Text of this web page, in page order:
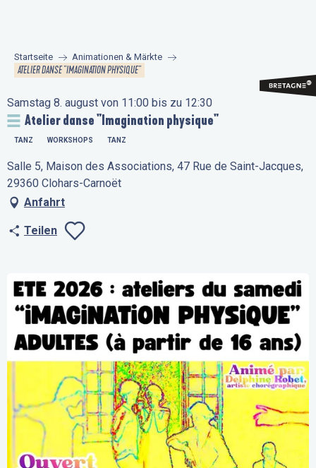
principal
Startseite Animationen & Märkte
ATELIER DANSE "IMAGINATION PHYSIQUE"
Samstag 8. august von 11:00 bis zu 12:30
Atelier danse "Imagination physique"
TANZ WORKSHOPS TANZ
Salle 5, Maison des Associations, 47 Rue de Saint-Jacques,
29360 Clohars-Carnoët
Anfahrt
Teilen